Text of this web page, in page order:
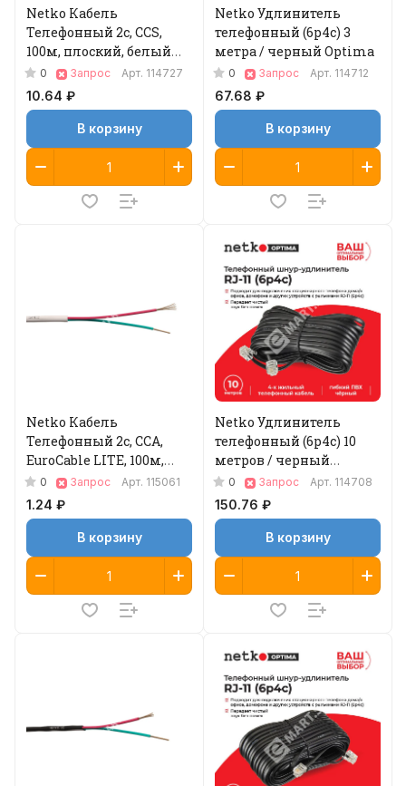
Netko Кабель
Телефонный 2с, CCS,
100м, плоский, белый
Optima
0 Запрос Арт. 114727
10.64 ₽
В корзину
Netko Удлинитель
телефонный (6р4с) 3
метра / черный Optima
0 Запрос Арт. 114712
67.68 ₽
В корзину
Netko Кабель
Телефонный 2с, CCА,
EuroCable LITE, 100м,
круглый, белый
0 Запрос Арт. 115061
1.24 ₽
В корзину
Netko Удлинитель
телефонный (6р4с) 10
метров / черный
Optima
0 Запрос Арт. 114708
150.76 ₽
В корзину